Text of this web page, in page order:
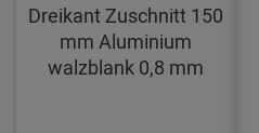
Dreikant Zuschnitt 150
mm Aluminium
walzblank 0,8 mm